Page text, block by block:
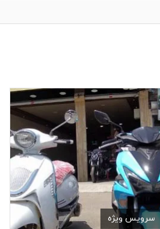
سرویس ویژه